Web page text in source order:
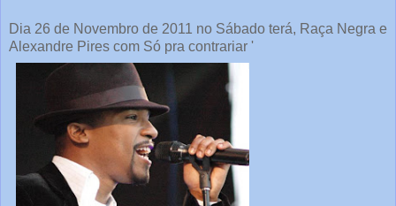
Dia 26 de Novembro de 2011 no Sábado terá, Raça Negra e
Alexandre Pires com Só pra contrariar '